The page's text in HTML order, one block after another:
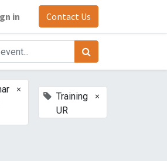
in Contact Us
×
Training
UR
×